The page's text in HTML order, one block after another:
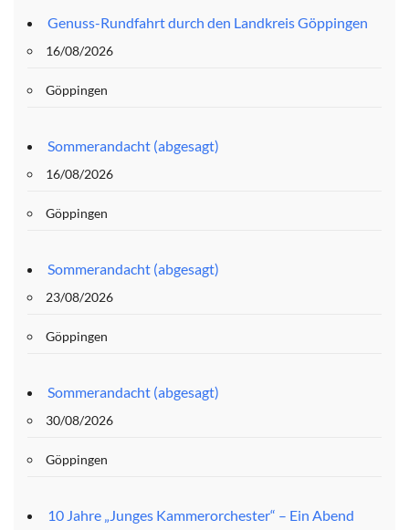
Genuss-Rundfahrt durch den Landkreis Göppingen
16/08/2026
Göppingen
Sommerandacht (abgesagt)
16/08/2026
Göppingen
Sommerandacht (abgesagt)
23/08/2026
Göppingen
Sommerandacht (abgesagt)
30/08/2026
Göppingen
10 Jahre „Junges Kammerorchester“ – Ein Abend